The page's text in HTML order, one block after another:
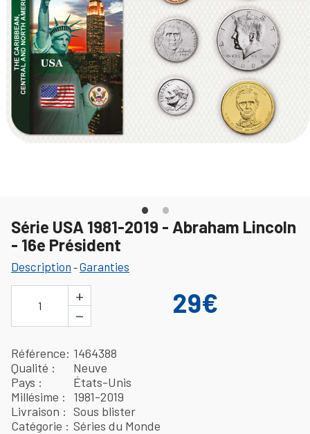
Série USA 1981-2019 - Abraham Lincoln
- 16e Président
Description -Garanties
1
+
−
29€
Référence 1464388
Qualité
Neuve
Pays
États-Unis
Millésime
1981-2019
Livraison
Sous blister
Catégorie
Séries du Monde